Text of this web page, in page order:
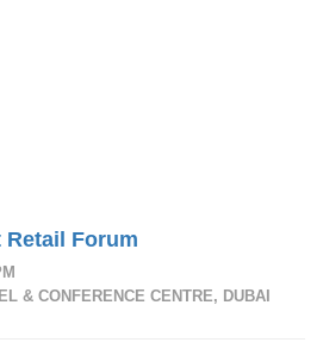
Retail Forum
& CONFERENCE CENTRE, DUBAI